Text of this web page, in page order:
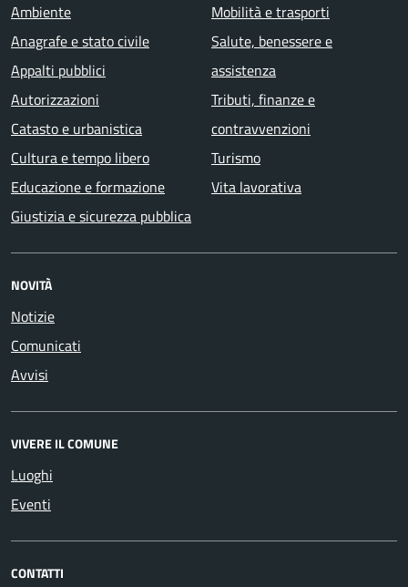
Ambiente
Anagrafe e stato civile
Appalti pubblici
Autorizzazioni
Catasto e urbanistica
Cultura e tempo libero
Educazione e formazione
Giustizia e sicurezza pubblica
Mobilità e trasporti
Salute, benessere e
assistenza
Tributi, finanze e
contravvenzioni
Turismo
Vita lavorativa
NOVITÀ
Notizie
Comunicati
Avvisi
VIVERE IL COMUNE
Luoghi
Eventi
CONTATTI